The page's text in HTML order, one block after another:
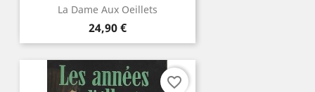
La Dame Aux Oeillets
Prix
24,90 €
favorite_border